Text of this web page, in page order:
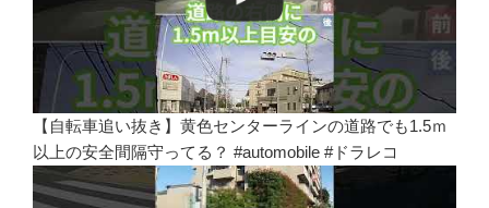
【自転車追い抜き】黄色センターラインの道路でも1.5ｍ
以上の安全間隔守ってる？ #automobile #ドラレコ